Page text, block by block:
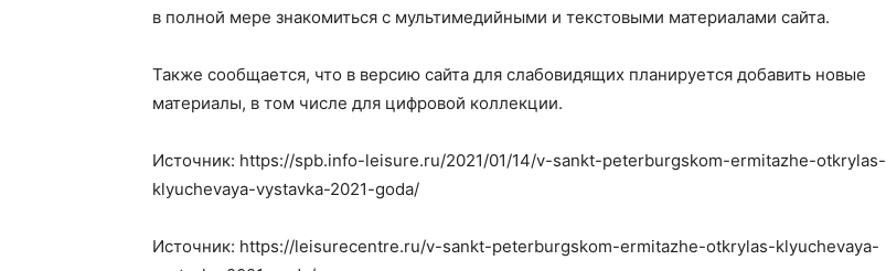
в полной мере знакомиться с мультимедийными и текстовыми материалами сайта.
Также сообщается, что в версию сайта для слабовидящих планируется добавить новые
материалы, в том числе для цифровой коллекции.
Источник: https://spb.info-leisure.ru/2021/01/14/v-sankt-peterburgskom-ermitazhe-otkrylas-
klyuchevaya-vystavka-2021-goda/
Источник: https://leisurecentre.ru/v-sankt-peterburgskom-ermitazhe-otkrylas-klyuchevaya-